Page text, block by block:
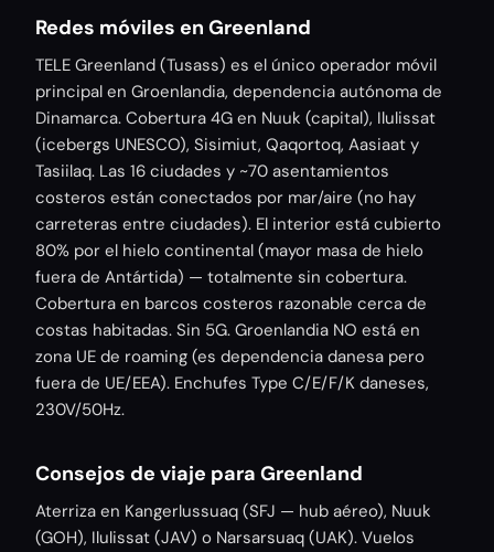
Redes móviles en Greenland
TELE Greenland (Tusass) es el único operador móvil
principal en Groenlandia, dependencia autónoma de
Dinamarca. Cobertura 4G en Nuuk (capital), Ilulissat
(icebergs UNESCO), Sisimiut, Qaqortoq, Aasiaat y
Tasiilaq. Las 16 ciudades y ~70 asentamientos
costeros están conectados por mar/aire (no hay
carreteras entre ciudades). El interior está cubierto
80% por el hielo continental (mayor masa de hielo
fuera de Antártida) — totalmente sin cobertura.
Cobertura en barcos costeros razonable cerca de
costas habitadas. Sin 5G. Groenlandia NO está en
zona UE de roaming (es dependencia danesa pero
fuera de UE/EEA). Enchufes Type C/E/F/K daneses,
230V/50Hz.
Consejos de viaje para Greenland
Aterriza en Kangerlussuaq (SFJ — hub aéreo), Nuuk
(GOH), Ilulissat (JAV) o Narsarsuaq (UAK). Vuelos